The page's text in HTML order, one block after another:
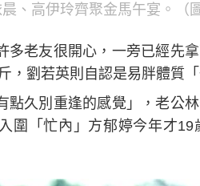
、高伊玲齊聚金馬午宴。（
多老友很開心，一旁已經先
，劉若英則自認是易胖體質
久別重逢的感覺」，老公
圍「忙內」方郁婷今年才